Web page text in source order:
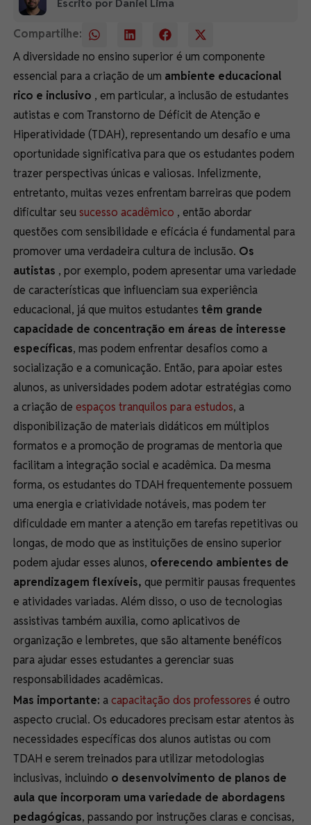
Escrito por Daniel Lima
Compartilhe:
A diversidade no ensino superior é um componente
essencial para a criação de um ambiente educacional
rico e inclusivo , em particular, a inclusão de estudantes
autistas e com Transtorno de Déficit de Atenção e
Hiperatividade (TDAH), representando um desafio e uma
oportunidade significativa para que os estudantes podem
trazer perspectivas únicas e valiosas. Infelizmente,
entretanto, muitas vezes enfrentam barreiras que podem
dificultar seusucesso acadêmico , então abordar
questões com sensibilidade e eficácia é fundamental para
promover uma verdadeira cultura de inclusão. Os
autistas , por exemplo, podem apresentar uma variedade
de características que influenciam sua experiência
educacional, já que muitos estudantes têm grande
capacidade de concentração em áreas de interesse
específicas, mas podem enfrentar desafios como a
socialização e a comunicação. Então, para apoiar estes
alunos, as universidades podem adotar estratégias como
a criação de espaços tranquilos para estudos, a
disponibilização de materiais didáticos em múltiplos
formatos e a promoção de programas de mentoria que
facilitam a integração social e acadêmica. Da mesma
forma, os estudantes do TDAH frequentemente possuem
uma energia e criatividade notáveis, mas podem ter
dificuldade em manter a atenção em tarefas repetitivas ou
longas, de modo que as instituições de ensino superior
podem ajudar esses alunos, oferecendo ambientes de
aprendizagem flexíveis, que permitir pausas frequentes
e atividades variadas. Além disso, o uso de tecnologias
assistivas também auxilia, como aplicativos de
organização e lembretes, que são altamente benéficos
para ajudar esses estudantes a gerenciar suas
responsabilidades acadêmicas.
Mas importante: acapacitação dos professores é outro
aspecto crucial. Os educadores precisam estar atentos às
necessidades específicas dos alunos autistas ou com
TDAH e serem treinados para utilizar metodologias
inclusivas, incluindo o desenvolvimento de planos de
aula que incorporam uma variedade de abordagens
pedagógicas, passando por instruções claras e concisas,